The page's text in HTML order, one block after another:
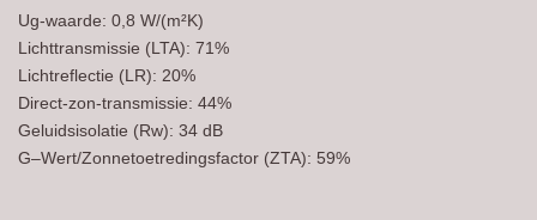
Ug-waarde: 0,8 W/(m²K)
Lichttransmissie (LTA): 71%
Lichtreflectie (LR): 20%
Direct-zon-transmissie: 44%
Geluidsisolatie (Rw): 34 dB
G–Wert/Zonnetoetredingsfactor (ZTA): 59%